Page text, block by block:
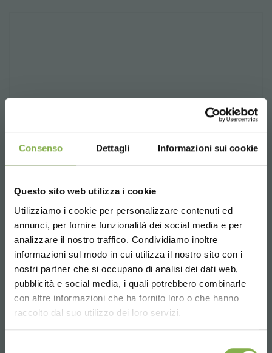
Consenso Dettagli Informazioni sui cookie
Questo sito web utilizza i cookie
Utilizziamo i cookie per personalizzare contenuti ed
annunci, per fornire funzionalità dei social media e per
analizzare il nostro traffico. Condividiamo inoltre
informazioni sul modo in cui utilizza il nostro sito con i
nostri partner che si occupano di analisi dei dati web,
pubblicità e social media, i quali potrebbero combinarle
con altre informazioni che ha fornito loro o che hanno
raccolto dal suo utilizzo dei loro servizi.
Inspiración | Proyecto | Renovación
Choose the country you are in and your
language for a better browsing experience
¡ENTRA EN NUESTRO
MUNDO!
Un pequeño detalle para ti...
5 % de descuentoen tu primer pedido *
2 % de descuento siempreen todas tus
compras futuras *